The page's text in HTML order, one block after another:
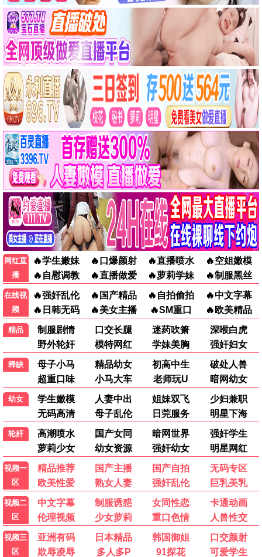
古装 / 历史 / 热播
玫瑰的故事
都市 / 女性 / 爆款
小欢喜2
家庭 / 校园 / 爱情